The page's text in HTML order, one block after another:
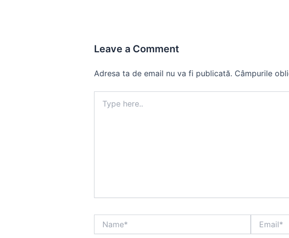
Leave a Comment
Adresa ta de email nu va fi publicată. Câmpurile
here..